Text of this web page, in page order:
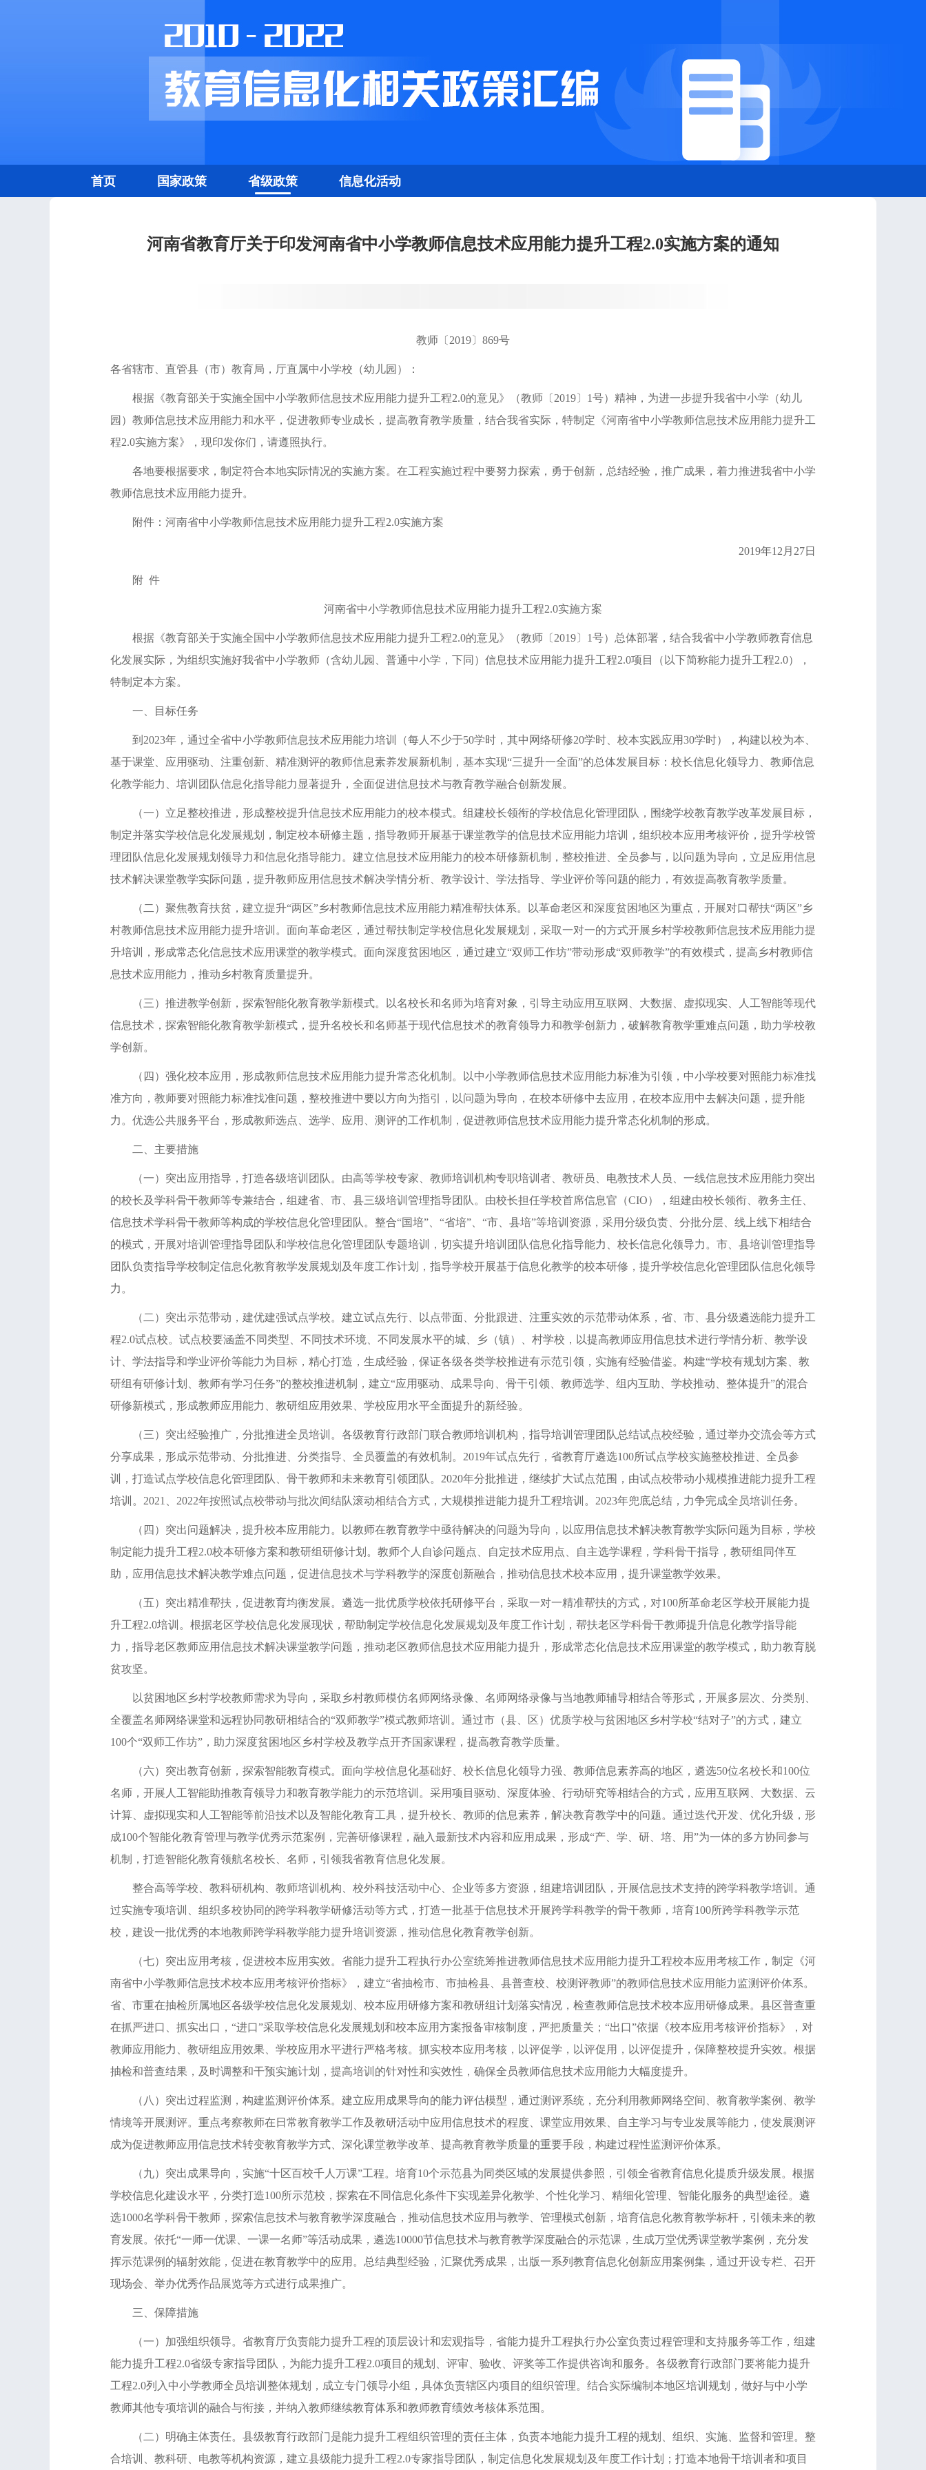
首页 国家政策 省级政策 信息化活动
河南省教育厅关于印发河南省中小学教师信息技术应用能力提升工程2.0实施方案的通知
教师〔2019〕869号
各省辖市、直管县（市）教育局，厅直属中小学校（幼儿园）：
根据《教育部关于实施全国中小学教师信息技术应用能力提升工程2.0的意见》（教师〔2019〕1号）精神，为进一步提升我省中小学（幼儿
园）教师信息技术应用能力和水平，促进教师专业成长，提高教育教学质量，结合我省实际，特制定《河南省中小学教师信息技术应用能力提升工
程2.0实施方案》，现印发你们，请遵照执行。
各地要根据要求，制定符合本地实际情况的实施方案。在工程实施过程中要努力探索，勇于创新，总结经验，推广成果，着力推进我省中小学
教师信息技术应用能力提升。
附件：河南省中小学教师信息技术应用能力提升工程2.0实施方案
2019年12月27日
附 件
河南省中小学教师信息技术应用能力提升工程2.0实施方案
根据《教育部关于实施全国中小学教师信息技术应用能力提升工程2.0的意见》（教师〔2019〕1号）总体部署，结合我省中小学教师教育信息
化发展实际，为组织实施好我省中小学教师（含幼儿园、普通中小学，下同）信息技术应用能力提升工程2.0项目（以下简称能力提升工程2.0），
特制定本方案。
一、目标任务
到2023年，通过全省中小学教师信息技术应用能力培训（每人不少于50学时，其中网络研修20学时、校本实践应用30学时），构建以校为本、
基于课堂、应用驱动、注重创新、精准测评的教师信息素养发展新机制，基本实现“三提升一全面”的总体发展目标：校长信息化领导力、教师信息
化教学能力、培训团队信息化指导能力显著提升，全面促进信息技术与教育教学融合创新发展。
（一）立足整校推进，形成整校提升信息技术应用能力的校本模式。组建校长领衔的学校信息化管理团队，围绕学校教育教学改革发展目标，
制定并落实学校信息化发展规划，制定校本研修主题，指导教师开展基于课堂教学的信息技术应用能力培训，组织校本应用考核评价，提升学校管
理团队信息化发展规划领导力和信息化指导能力。建立信息技术应用能力的校本研修新机制，整校推进、全员参与，以问题为导向，立足应用信息
技术解决课堂教学实际问题，提升教师应用信息技术解决学情分析、教学设计、学法指导、学业评价等问题的能力，有效提高教育教学质量。
（二）聚焦教育扶贫，建立提升“两区”乡村教师信息技术应用能力精准帮扶体系。以革命老区和深度贫困地区为重点，开展对口帮扶“两区”乡
村教师信息技术应用能力提升培训。面向革命老区，通过帮扶制定学校信息化发展规划，采取一对一的方式开展乡村学校教师信息技术应用能力提
升培训，形成常态化信息技术应用课堂的教学模式。面向深度贫困地区，通过建立“双师工作坊”带动形成“双师教学”的有效模式，提高乡村教师信
息技术应用能力，推动乡村教育质量提升。
（三）推进教学创新，探索智能化教育教学新模式。以名校长和名师为培育对象，引导主动应用互联网、大数据、虚拟现实、人工智能等现代
信息技术，探索智能化教育教学新模式，提升名校长和名师基于现代信息技术的教育领导力和教学创新力，破解教育教学重难点问题，助力学校教
学创新。
（四）强化校本应用，形成教师信息技术应用能力提升常态化机制。以中小学教师信息技术应用能力标准为引领，中小学校要对照能力标准找
准方向，教师要对照能力标准找准问题，整校推进中要以方向为指引，以问题为导向，在校本研修中去应用，在校本应用中去解决问题，提升能
力。优选公共服务平台，形成教师选点、选学、应用、测评的工作机制，促进教师信息技术应用能力提升常态化机制的形成。
二、主要措施
（一）突出应用指导，打造各级培训团队。由高等学校专家、教师培训机构专职培训者、教研员、电教技术人员、一线信息技术应用能力突出
的校长及学科骨干教师等专兼结合，组建省、市、县三级培训管理指导团队。由校长担任学校首席信息官（CIO），组建由校长领衔、教务主任、
信息技术学科骨干教师等构成的学校信息化管理团队。整合“国培”、“省培”、“市、县培”等培训资源，采用分级负责、分批分层、线上线下相结合
的模式，开展对培训管理指导团队和学校信息化管理团队专题培训，切实提升培训团队信息化指导能力、校长信息化领导力。市、县培训管理指导
团队负责指导学校制定信息化教育教学发展规划及年度工作计划，指导学校开展基于信息化教学的校本研修，提升学校信息化管理团队信息化领导
力。
（二）突出示范带动，建优建强试点学校。建立试点先行、以点带面、分批跟进、注重实效的示范带动体系，省、市、县分级遴选能力提升工
程2.0试点校。试点校要涵盖不同类型、不同技术环境、不同发展水平的城、乡（镇）、村学校，以提高教师应用信息技术进行学情分析、教学设
计、学法指导和学业评价等能力为目标，精心打造，生成经验，保证各级各类学校推进有示范引领，实施有经验借鉴。构建“学校有规划方案、教
研组有研修计划、教师有学习任务”的整校推进机制，建立“应用驱动、成果导向、骨干引领、教师选学、组内互助、学校推动、整体提升”的混合
研修新模式，形成教师应用能力、教研组应用效果、学校应用水平全面提升的新经验。
（三）突出经验推广，分批推进全员培训。各级教育行政部门联合教师培训机构，指导培训管理团队总结试点校经验，通过举办交流会等方式
分享成果，形成示范带动、分批推进、分类指导、全员覆盖的有效机制。2019年试点先行，省教育厅遴选100所试点学校实施整校推进、全员参
训，打造试点学校信息化管理团队、骨干教师和未来教育引领团队。2020年分批推进，继续扩大试点范围，由试点校带动小规模推进能力提升工程
培训。2021、2022年按照试点校带动与批次间结队滚动相结合方式，大规模推进能力提升工程培训。2023年兜底总结，力争完成全员培训任务。
（四）突出问题解决，提升校本应用能力。以教师在教育教学中亟待解决的问题为导向，以应用信息技术解决教育教学实际问题为目标，学校
制定能力提升工程2.0校本研修方案和教研组研修计划。教师个人自诊问题点、自定技术应用点、自主选学课程，学科骨干指导，教研组同伴互
助，应用信息技术解决教学难点问题，促进信息技术与学科教学的深度创新融合，推动信息技术校本应用，提升课堂教学效果。
（五）突出精准帮扶，促进教育均衡发展。遴选一批优质学校依托研修平台，采取一对一精准帮扶的方式，对100所革命老区学校开展能力提
升工程2.0培训。根据老区学校信息化发展现状，帮助制定学校信息化发展规划及年度工作计划，帮扶老区学科骨干教师提升信息化教学指导能
力，指导老区教师应用信息技术解决课堂教学问题，推动老区教师信息技术应用能力提升，形成常态化信息技术应用课堂的教学模式，助力教育脱
贫攻坚。
以贫困地区乡村学校教师需求为导向，采取乡村教师模仿名师网络录像、名师网络录像与当地教师辅导相结合等形式，开展多层次、分类别、
全覆盖名师网络课堂和远程协同教研相结合的“双师教学”模式教师培训。通过市（县、区）优质学校与贫困地区乡村学校“结对子”的方式，建立
100个“双师工作坊”，助力深度贫困地区乡村学校及教学点开齐国家课程，提高教育教学质量。
（六）突出教育创新，探索智能教育模式。面向学校信息化基础好、校长信息化领导力强、教师信息素养高的地区，遴选50位名校长和100位
名师，开展人工智能助推教育领导力和教育教学能力的示范培训。采用项目驱动、深度体验、行动研究等相结合的方式，应用互联网、大数据、云
计算、虚拟现实和人工智能等前沿技术以及智能化教育工具，提升校长、教师的信息素养，解决教育教学中的问题。通过迭代开发、优化升级，形
成100个智能化教育管理与教学优秀示范案例，完善研修课程，融入最新技术内容和应用成果，形成“产、学、研、培、用”为一体的多方协同参与
机制，打造智能化教育领航名校长、名师，引领我省教育信息化发展。
整合高等学校、教科研机构、教师培训机构、校外科技活动中心、企业等多方资源，组建培训团队，开展信息技术支持的跨学科教学培训。通
过实施专项培训、组织多校协同的跨学科教学研修活动等方式，打造一批基于信息技术开展跨学科教学的骨干教师，培育100所跨学科教学示范
校，建设一批优秀的本地教师跨学科教学能力提升培训资源，推动信息化教育教学创新。
（七）突出应用考核，促进校本应用实效。省能力提升工程执行办公室统筹推进教师信息技术应用能力提升工程校本应用考核工作，制定《河
南省中小学教师信息技术校本应用考核评价指标》，建立“省抽检市、市抽检县、县普查校、校测评教师”的教师信息技术应用能力监测评价体系。
省、市重在抽检所属地区各级学校信息化发展规划、校本应用研修方案和教研组计划落实情况，检查教师信息技术校本应用研修成果。县区普查重
在抓严进口、抓实出口，“进口”采取学校信息化发展规划和校本应用方案报备审核制度，严把质量关；“出口”依据《校本应用考核评价指标》，对
教师应用能力、教研组应用效果、学校应用水平进行严格考核。抓实校本应用考核，以评促学，以评促用，以评促提升，保障整校提升实效。根据
抽检和普查结果，及时调整和干预实施计划，提高培训的针对性和实效性，确保全员教师信息技术应用能力大幅度提升。
（八）突出过程监测，构建监测评价体系。建立应用成果导向的能力评估模型，通过测评系统，充分利用教师网络空间、教育教学案例、教学
情境等开展测评。重点考察教师在日常教育教学工作及教研活动中应用信息技术的程度、课堂应用效果、自主学习与专业发展等能力，使发展测评
成为促进教师应用信息技术转变教育教学方式、深化课堂教学改革、提高教育教学质量的重要手段，构建过程性监测评价体系。
（九）突出成果导向，实施“十区百校千人万课”工程。培育10个示范县为同类区域的发展提供参照，引领全省教育信息化提质升级发展。根据
学校信息化建设水平，分类打造100所示范校，探索在不同信息化条件下实现差异化教学、个性化学习、精细化管理、智能化服务的典型途径。遴
选1000名学科骨干教师，探索信息技术与教育教学深度融合，推动信息技术应用与教学、管理模式创新，培育信息化教育教学标杆，引领未来的教
育发展。依托“一师一优课、一课一名师”等活动成果，遴选10000节信息技术与教育教学深度融合的示范课，生成万堂优秀课堂教学案例，充分发
挥示范课例的辐射效能，促进在教育教学中的应用。总结典型经验，汇聚优秀成果，出版一系列教育信息化创新应用案例集，通过开设专栏、召开
现场会、举办优秀作品展览等方式进行成果推广。
三、保障措施
（一）加强组织领导。省教育厅负责能力提升工程的顶层设计和宏观指导，省能力提升工程执行办公室负责过程管理和支持服务等工作，组建
能力提升工程2.0省级专家指导团队，为能力提升工程2.0项目的规划、评审、验收、评奖等工作提供咨询和服务。各级教育行政部门要将能力提升
工程2.0列入中小学教师全员培训整体规划，成立专门领导小组，具体负责辖区内项目的组织管理。结合实际编制本地区培训规划，做好与中小学
教师其他专项培训的融合与衔接，并纳入教师继续教育体系和教师教育绩效考核体系范围。
（二）明确主体责任。县级教育行政部门是能力提升工程组织管理的责任主体，负责本地能力提升工程的规划、组织、实施、监督和管理。整
合培训、教科研、电教等机构资源，建立县级能力提升工程2.0专家指导团队，制定信息化发展规划及年度工作计划；打造本地骨干培训者和项目